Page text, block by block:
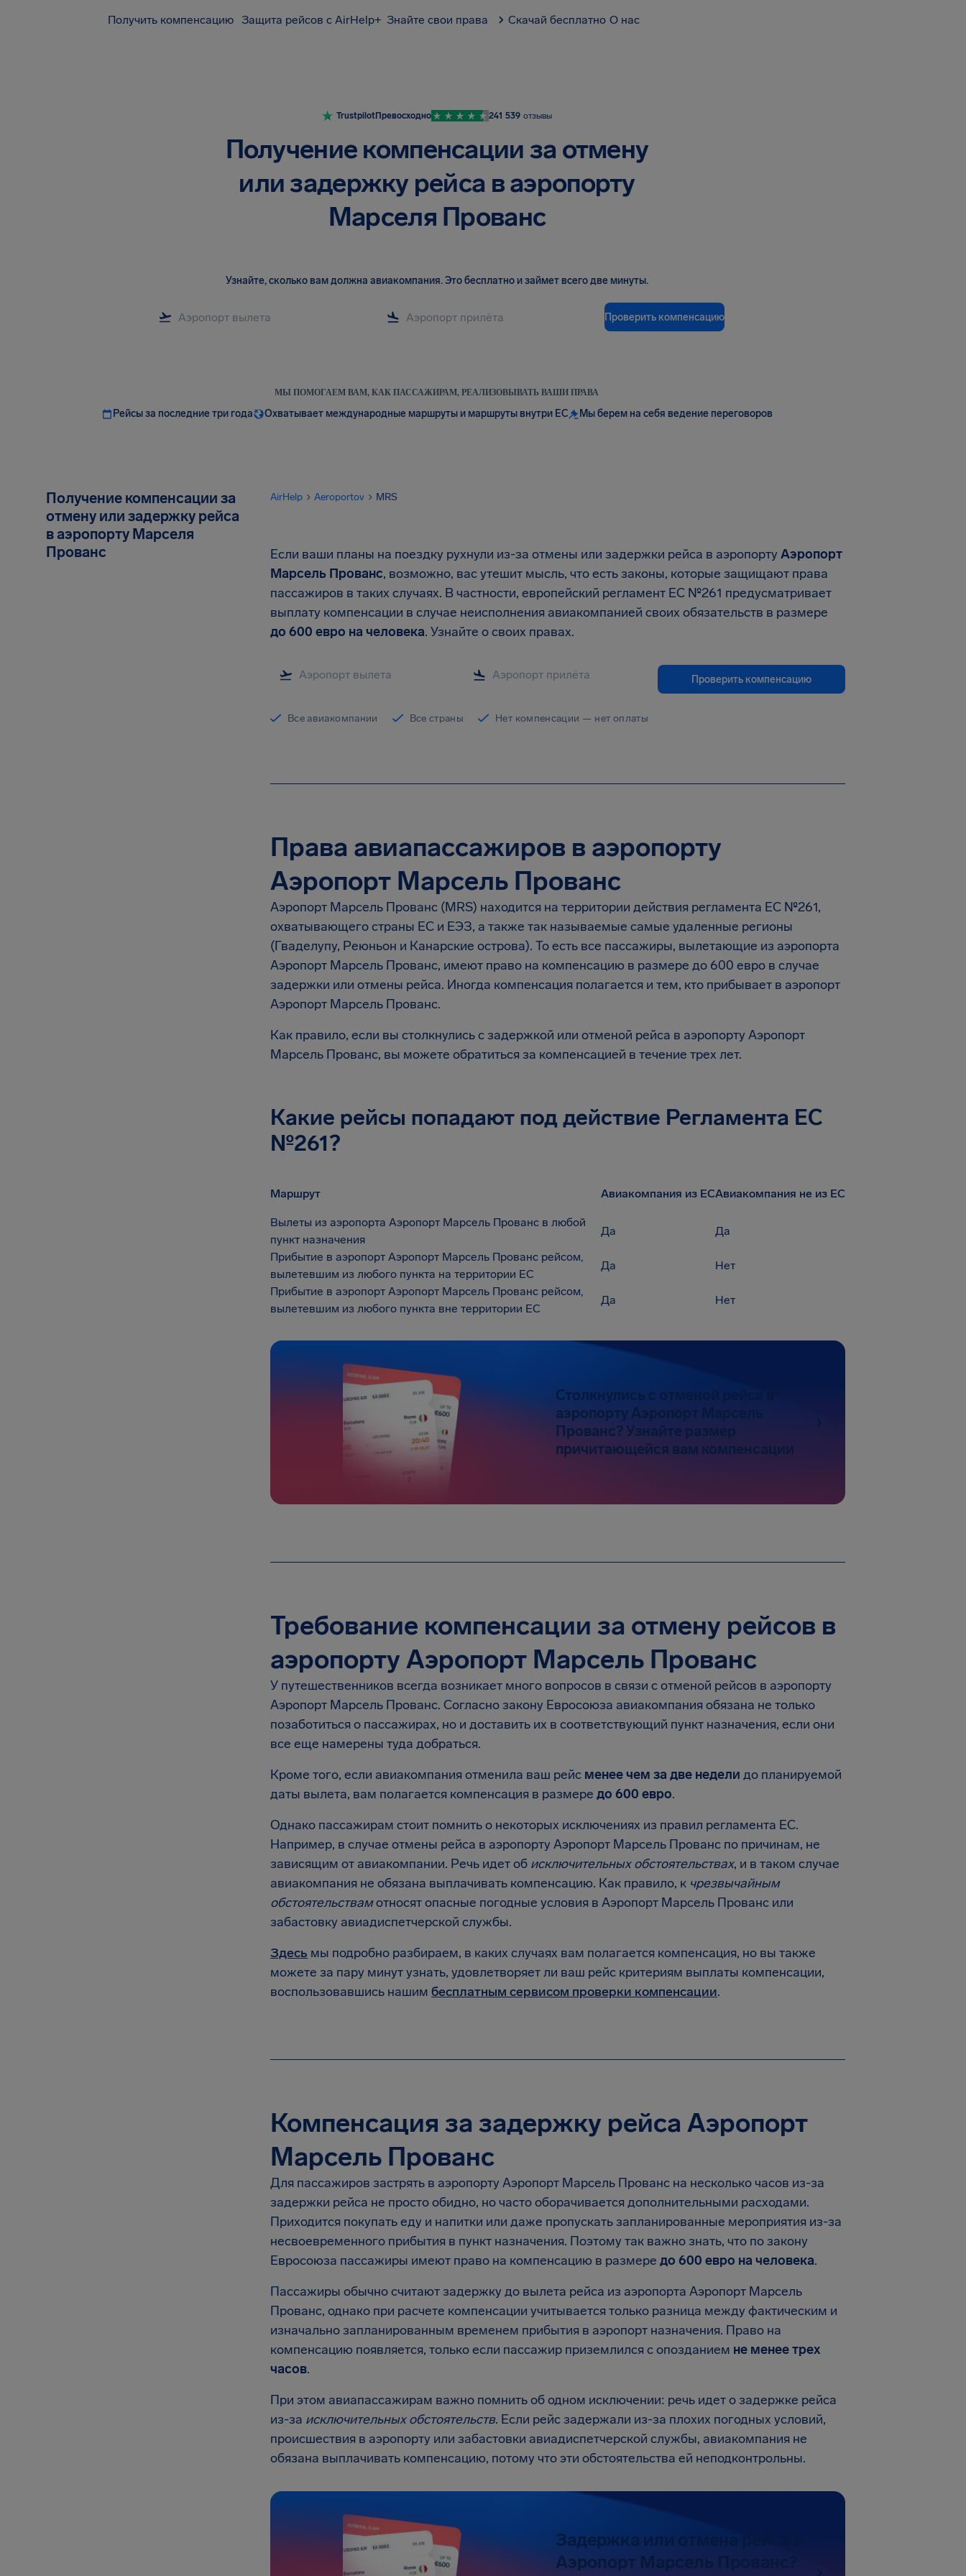
Получить компенсацию Защита рейсов с AirHelp+ Знайте свои права Скачай бесплатно О нас
TrustpilotПревосходно 241 539 отзывы
Получение компенсации за отмену
или задержку рейса в аэропорту
Марселя Прованс
Узнайте, сколько вам должна авиакомпания.Это бесплатно и займет всего две минуты.
Проверить компенсацию
МЫ ПОМОГАЕМ ВАМ, КАК ПАССАЖИРАМ, РЕАЛИЗОВЫВАТЬ ВАШИ ПРАВА
Рейсы за последние три года Охватывает международные маршруты и маршруты внутри ЕС Мы берем на себя ведение переговоров
Получение компенсации за
отмену или задержку рейса
в аэропорту Марселя
Прованс
AirHelp Aeroportov MRS
Если ваши планы на поездку рухнули из-за отмены или задержки рейса в аэропортуАэропорт
Марсель Прованс, возможно, вас утешит мысль, что есть законы, которые защищают права
пассажиров в таких случаях. В частности, европейский регламент EC №261 предусматривает
выплату компенсации в случае неисполнения авиакомпанией своих обязательств в размере
до 600 евро на человека. Узнайте о своих правах.
Проверить компенсацию
Все авиакомпании Все страны Нет компенсации — нет оплаты
Права авиапассажиров в аэропорту
Аэропорт Марсель Прованс
Аэропорт Марсель Прованс (MRS) находится на территории действия регламента EC №261,
охватывающего страны ЕС и ЕЭЗ, а также так называемые самые удаленные регионы
(Гваделупу, Реюньон и Канарские острова). То есть все пассажиры, вылетающие из аэропорта
Аэропорт Марсель Прованс, имеют право на компенсацию в размере до 600 евро в случае
задержки или отмены рейса. Иногда компенсация полагается и тем, кто прибывает в аэропорт
Аэропорт Марсель Прованс.
Как правило, если вы столкнулись с задержкой или отменой рейса в аэропорту Аэропорт
Марсель Прованс, вы можете обратиться за компенсацией в течение трех лет.
Какие рейсы попадают под действие Регламента EC
№261?
Маршрут Авиакомпания из ЕСАвиакомпания не из ЕС
Вылеты из аэропорта Аэропорт Марсель Прованс в любой
пункт назначения
Да
Да
Прибытие в аэропорт Аэропорт Марсель Прованс рейсом,
вылетевшим из любого пункта на территории ЕС
Да
Нет
Прибытие в аэропорт Аэропорт Марсель Прованс рейсом,
вылетевшим из любого пункта вне территории ЕС
Да Нет
Столкнулись с отменой рейса в
аэропорту Аэропорт Марсель
Прованс? Узнайте размер
причитающейся вам компенсации
Требование компенсации за отмену рейсов в
аэропорту Аэропорт Марсель Прованс
У путешественников всегда возникает много вопросов в связи с отменой рейсов в аэропорту
Аэропорт Марсель Прованс. Согласно закону Евросоюза авиакомпания обязана не только
позаботиться о пассажирах, но и доставить их в соответствующий пункт назначения, если они
все еще намерены туда добраться.
Кроме того, если авиакомпания отменила ваш рейс менее чем за две недели до планируемой
даты вылета, вам полагается компенсация в размере до 600 евро.
Однако пассажирам стоит помнить о некоторых исключениях из правил регламента ЕС.
Например, в случае отмены рейса в аэропорту Аэропорт Марсель Прованс по причинам, не
зависящим от авиакомпании. Речь идет об исключительных обстоятельствах, и в таком случае
авиакомпания не обязана выплачивать компенсацию. Как правило, к чрезвычайным
обстоятельствамотносят опасные погодные условия в Аэропорт Марсель Прованс или
забастовку авиадиспетчерской службы.
Здесь мы подробно разбираем, в каких случаях вам полагается компенсация, но вы также
можете за пару минут узнать, удовлетворяет ли ваш рейс критериям выплаты компенсации,
воспользовавшись нашим бесплатным сервисом проверки компенсации.
Компенсация за задержку рейса Аэропорт
Марсель Прованс
Для пассажиров застрять в аэропорту Аэропорт Марсель Прованс на несколько часов из-за
задержки рейса не просто обидно, но часто оборачивается дополнительными расходами.
Приходится покупать еду и напитки или даже пропускать запланированные мероприятия из-за
несвоевременного прибытия в пункт назначения. Поэтому так важно знать, что по закону
Евросоюза пассажиры имеют право на компенсацию в размере до 600 евро на человека.
Пассажиры обычно считают задержку до вылета рейса из аэропорта Аэропорт Марсель
Прованс, однако при расчете компенсации учитывается только разница между фактическим и
изначально запланированным временем прибытия в аэропорт назначения. Право на
компенсацию появляется, только если пассажир приземлился с опозданием не менее трех
часов.
При этом авиапассажирам важно помнить об одном исключении: речь идет о задержке рейса
из-за исключительных обстоятельств. Если рейс задержали из-за плохих погодных условий,
происшествия в аэропорту или забастовки авиадиспетчерской службы, авиакомпания не
обязана выплачивать компенсацию, потому что эти обстоятельства ей неподконтрольны.
Задержка или отмена рейса в
Аэропорт Марсель Прованс?